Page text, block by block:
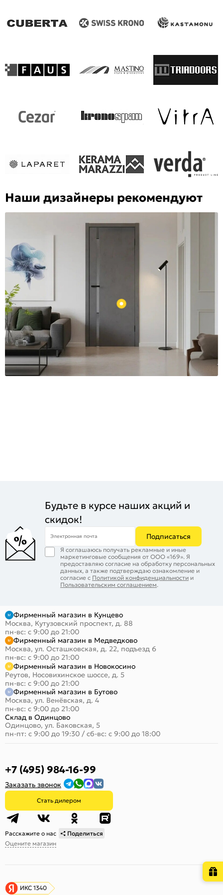
Наши дизайнеры рекомендуют
Будьте в курсе наших акций и
скидок!
Электронная почта Подписаться
Я соглашаюсь получать рекламные и иные
маркетинговые сообщения от ООО «169». Я
предоставляю согласие на обработку персональных
данных, а также подтверждаю ознакомление и
согласие с Политикой конфиденциальности и
Пользовательским соглашением.
Фирменный магазин в Кунцево
Москва, Кутузовский проспект, д. 88
пн-вс: с 9:00 до 21:00
Фирменный магазин в Медведково
Москва, ул. Осташковская, д. 22, подъезд 6
пн-вс: с 9:00 до 21:00
Фирменный магазин в Новокосино
Реутов, Носовихинское шоссе, д. 5
пн-вс: с 9:00 до 21:00
Фирменный магазин в Бутово
Москва, ул. Венёвская, д. 4
пн-вс: с 9:00 до 21:00
Склад в Одинцово
Одинцово, ул. Баковская, 5
пн-пт: с 9:00 до 19:30 / сб-вс: с 9:00 до 18:00
+7 (495) 984-16-99
Заказать звонок
Стать дилером
Расскажите о нас
Поделиться
Оцените магазин
ИКС 1340